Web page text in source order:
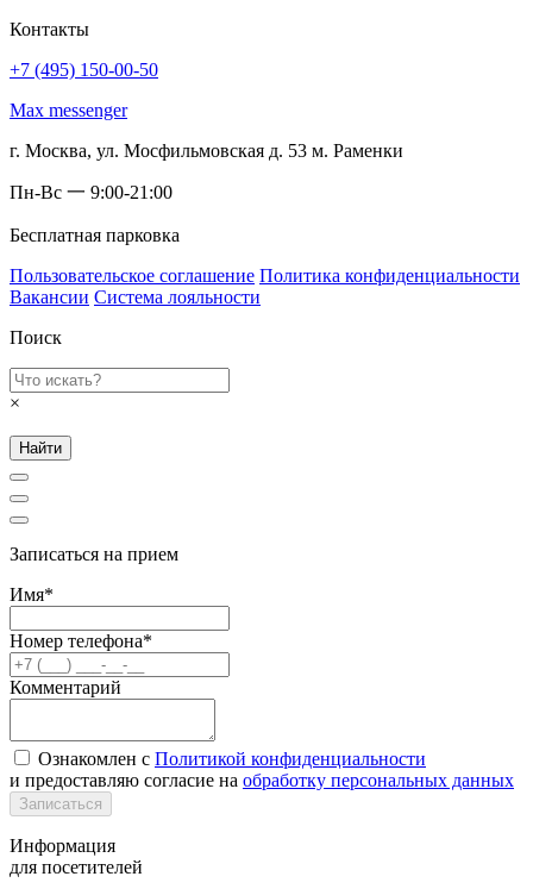
Контакты
+7 (495) 150-00-50
Max messenger
г. Москва, ул. Мосфильмовская д. 53 м. Раменки
Пн-Вс 一 9:00-21:00
Бесплатная парковка
Пользовательское соглашение Политика конфиденциальности
Вакансии Система лояльности
Поиск
×
Найти
Записаться на прием
Имя*
Номер телефона*
Комментарий
Ознакомлен с Политикой конфиденциальности
и предоставляю согласие на обработку персональных данных
Записаться
Информация
для посетителей